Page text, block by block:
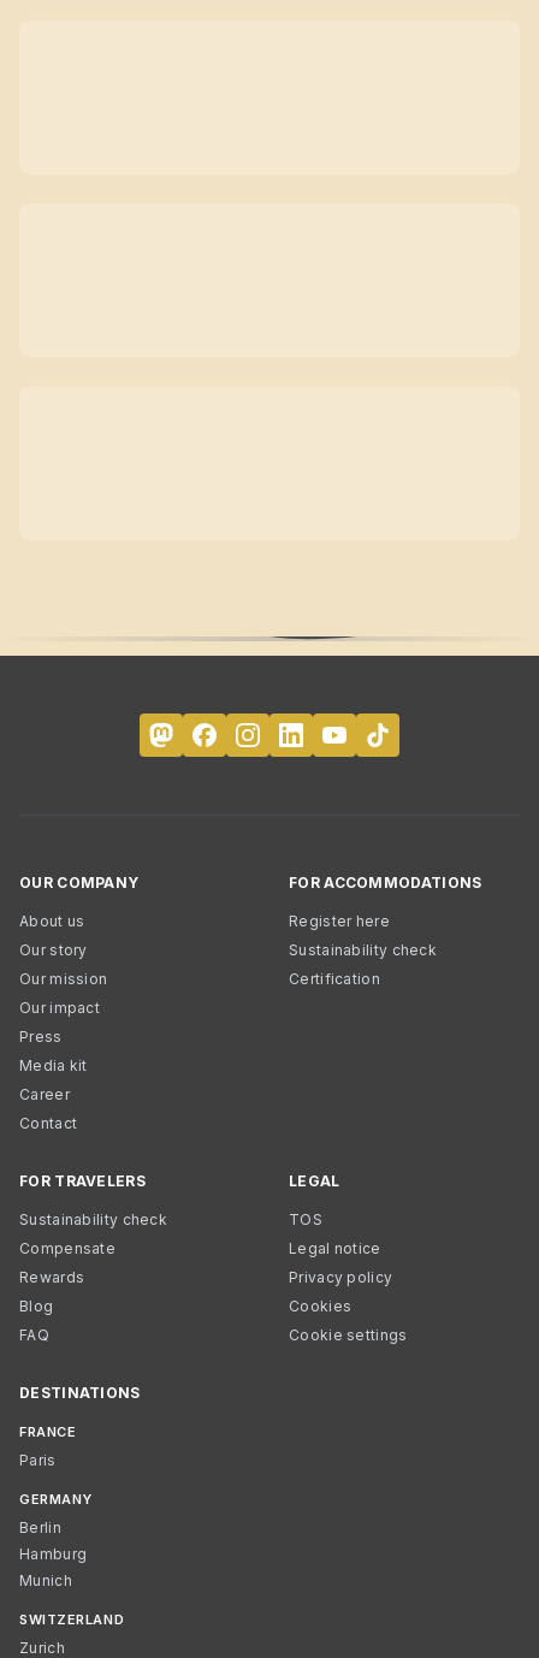
OUR COMPANY
About us
Our story
Our mission
Our impact
Press
Media kit
Career
Contact
FOR ACCOMMODATIONS
Register here
Sustainability check
Certification
FOR TRAVELERS
Sustainability check
Compensate
Rewards
Blog
FAQ
LEGAL
TOS
Legal notice
Privacy policy
Cookies
Cookie settings
DESTINATIONS
FRANCE
Paris
GERMANY
Berlin
Hamburg
Munich
SWITZERLAND
Zurich